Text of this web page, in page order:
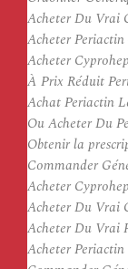
Acheter Du Vrai
Acheter
Acheter
À Prix Réduit
Achat Periactin
Ou Acheter Du
Obtenir la
Commander
Acheter
Acheter Du Vrai
Acheter Du Vrai
Acheter